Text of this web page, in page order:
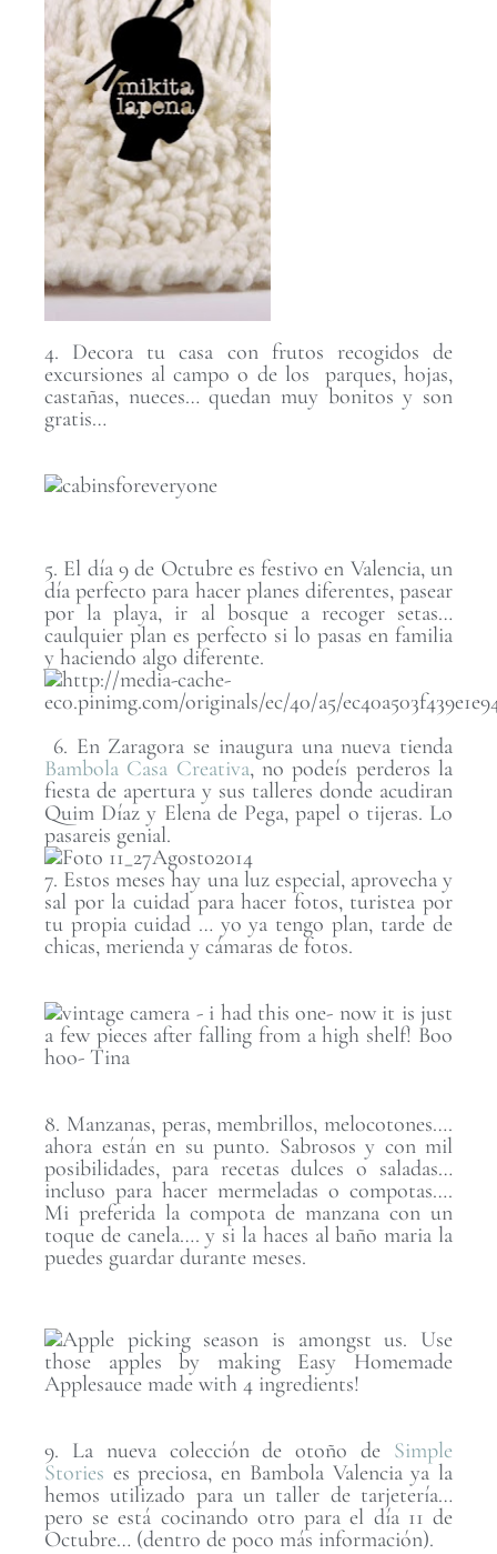
4. Decora tu casa con frutos recogidos de
excursiones al campo o de los parques, hojas,
castañas, nueces… quedan muy bonitos y son
gratis…
5. El día 9 de Octubre es festivo en Valencia, un
día perfecto para hacer planes diferentes, pasear
por la playa, ir al bosque a recoger setas…
caulquier plan es perfecto si lo pasas en familia
y haciendo algo diferente.
6. En Zaragora se inaugura una nueva tienda
Bambola Casa Creativa, no podeís perderos la
fiesta de apertura y sus talleres donde acudiran
Quim Díaz y Elena de Pega, papel o tijeras. Lo
pasareis genial.
7. Estos meses hay una luz especial, aprovecha y
sal por la cuidad para hacer fotos, turistea por
tu propia cuidad … yo ya tengo plan, tarde de
chicas, merienda y cámaras de fotos.
8. Manzanas, peras, membrillos, melocotones….
ahora están en su punto. Sabrosos y con mil
posibilidades, para recetas dulces o saladas…
incluso para hacer mermeladas o compotas….
Mi preferida la compota de manzana con un
toque de canela…. y si la haces al baño maria la
puedes guardar durante meses.
9. La nueva colección de otoño de Simple
Stories es preciosa, en Bambola Valencia ya la
hemos utilizado para un taller de tarjetería…
pero se está cocinando otro para el día 11 de
Octubre… (dentro de poco más información).